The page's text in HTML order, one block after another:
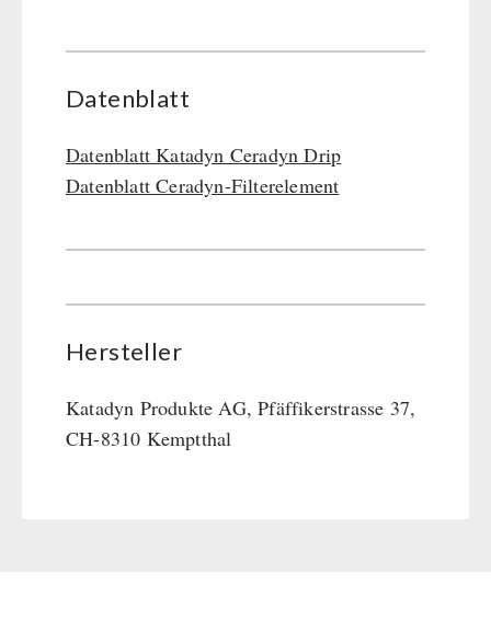
Datenblatt
Datenblatt Katadyn Ceradyn Drip
Datenblatt Ceradyn-Filterelement
Hersteller
Katadyn Produkte AG, Pfäffikerstrasse 37,
CH-8310 Kemptthal